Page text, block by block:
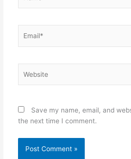
Save my name, email, and
the next time I comment.